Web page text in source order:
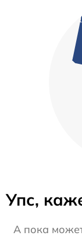
Упс,
А пока